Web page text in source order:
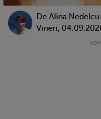
De Alina
Vineri,